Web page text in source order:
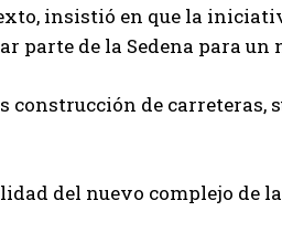
insistió en que la
parte de la Sedena para un
de carreteras,
del nuevo complejo de